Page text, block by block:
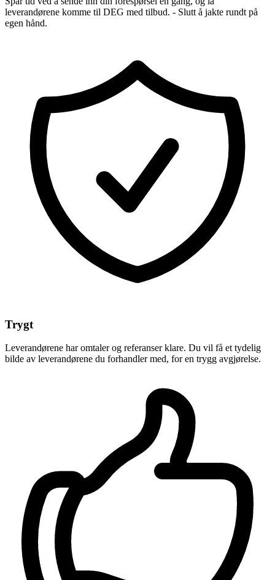
leverandørene komme til DEG med tilbud. - Slutt å jakte rundt på
egen hånd.
Trygt
Leverandørene har omtaler og referanser klare. Du vil få et tydelig
bilde av leverandørene du forhandler med, for en trygg avgjørelse.